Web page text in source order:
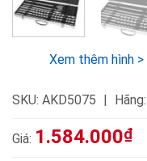
Xem thêm hình >
SKU: AKD5075 Hãng:
Giá: 1.584.000₫